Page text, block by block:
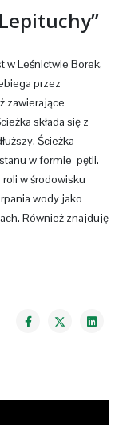
w Leśnictwie Borek,
przez
zawierające
składa się z
Ścieżka
w formie pętli.
w środowisku
wody jako
Również znajduję